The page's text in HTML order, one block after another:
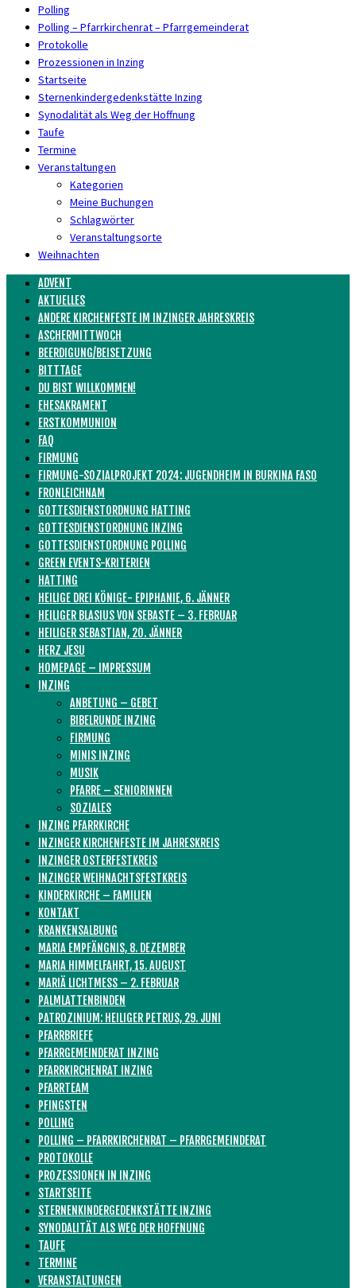
Polling
Polling – Pfarrkirchenrat – Pfarrgemeinderat
Protokolle
Prozessionen in Inzing
Startseite
Sternenkindergedenkstätte Inzing
Synodalität als Weg der Hoffnung
Taufe
Termine
Veranstaltungen
Kategorien
Meine Buchungen
Schlagwörter
Veranstaltungsorte
Weihnachten
ADVENT
AKTUELLES
ANDERE KIRCHENFESTE IM INZINGER JAHRESKREIS
ASCHERMITTWOCH
BEERDIGUNG/BEISETZUNG
BITTTAGE
DU BIST WILLKOMMEN!
EHESAKRAMENT
ERSTKOMMUNION
FAQ
FIRMUNG
FIRMUNG-SOZIALPROJEKT 2024: JUGENDHEIM IN BURKINA FASO
FRONLEICHNAM
GOTTESDIENSTORDNUNG HATTING
GOTTESDIENSTORDNUNG INZING
GOTTESDIENSTORDNUNG POLLING
GREEN EVENTS-KRITERIEN
HATTING
HEILIGE DREI KÖNIGE- EPIPHANIE, 6. JÄNNER
HEILIGER BLASIUS VON SEBASTE – 3. FEBRUAR
HEILIGER SEBASTIAN, 20. JÄNNER
HERZ JESU
HOMEPAGE – IMPRESSUM
INZING
ANBETUNG – GEBET
BIBELRUNDE INZING
FIRMUNG
MINIS INZING
MUSIK
PFARRE – SENIORINNEN
SOZIALES
INZING PFARRKIRCHE
INZINGER KIRCHENFESTE IM JAHRESKREIS
INZINGER OSTERFESTKREIS
INZINGER WEIHNACHTSFESTKREIS
KINDERKIRCHE – FAMILIEN
KONTAKT
KRANKENSALBUNG
MARIA EMPFÄNGNIS, 8. DEZEMBER
MARIA HIMMELFAHRT, 15. AUGUST
MARIÄ LICHTMESS – 2. FEBRUAR
PALMLATTENBINDEN
PATROZINIUM: HEILIGER PETRUS, 29. JUNI
PFARRBRIEFE
PFARRGEMEINDERAT INZING
PFARRKIRCHENRAT INZING
PFARRTEAM
PFINGSTEN
POLLING
POLLING – PFARRKIRCHENRAT – PFARRGEMEINDERAT
PROTOKOLLE
PROZESSIONEN IN INZING
STARTSEITE
STERNENKINDERGEDENKSTÄTTE INZING
SYNODALITÄT ALS WEG DER HOFFNUNG
TAUFE
TERMINE
VERANSTALTUNGEN